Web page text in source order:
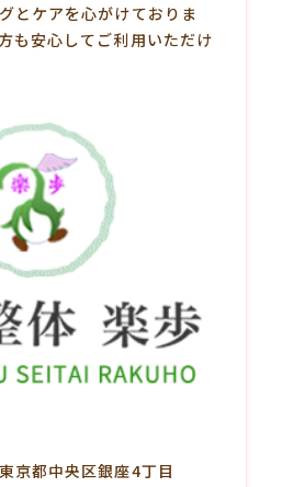
とケアを心がけておりま
も安心してご利用いただけ
京都中央区銀座4丁目